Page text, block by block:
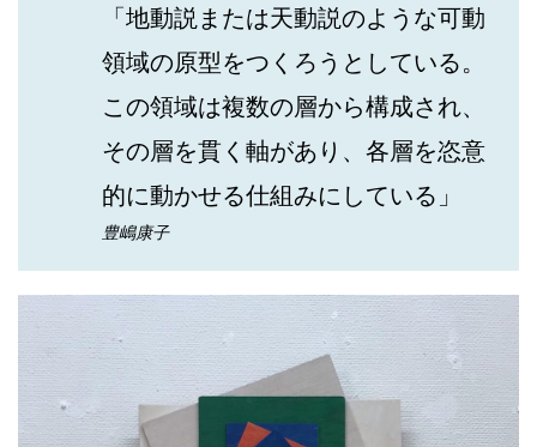
「地動説または天動説のような可動
領域の原型をつくろうとしている。
この領域は複数の層から構成され、
その層を貫く軸があり、各層を恣意
的に動かせる仕組みにしている」
豊嶋康子